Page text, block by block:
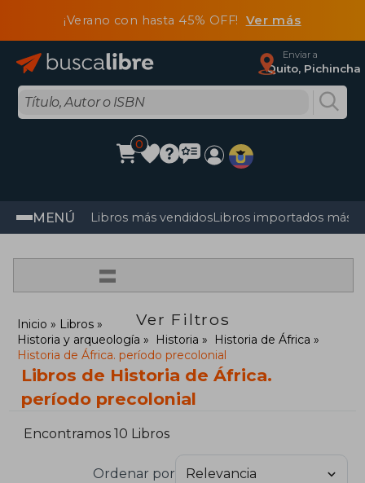
¡Verano con hasta 45% OFF! Ver más
Enviar a
Quito, Pichincha
0
MENÚ Libros más vendidosLibros importados más
=
Ver Filtros
Inicio
Libros
Historia y arqueología
Historia
Historia de África
Historia de África. período precolonial
Libros de Historia de África.
período precolonial
Encontramos 10 Libros
Ordenar por